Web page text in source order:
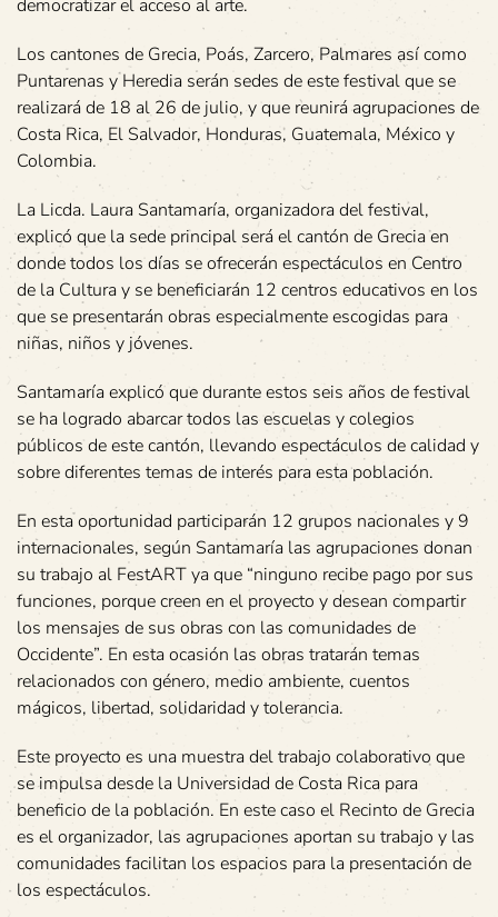
democratizar el acceso al arte.
Los cantones de Grecia, Poás, Zarcero, Palmares así como
Puntarenas y Heredia serán sedes de este festival que se
realizará de 18 al 26 de julio, y que reunirá agrupaciones de
Costa Rica, El Salvador, Honduras, Guatemala, México y
Colombia.
La Licda. Laura Santamaría, organizadora del festival,
explicó que la sede principal será el cantón de Grecia en
donde todos los días se ofrecerán espectáculos en Centro
de la Cultura y se beneficiarán 12 centros educativos en los
que se presentarán obras especialmente escogidas para
niñas, niños y jóvenes.
Santamaría explicó que durante estos seis años de festival
se ha logrado abarcar todos las escuelas y colegios
públicos de este cantón, llevando espectáculos de calidad y
sobre diferentes temas de interés para esta población.
En esta oportunidad participarán 12 grupos nacionales y 9
internacionales, según Santamaría las agrupaciones donan
su trabajo al FestART ya que “ninguno recibe pago por sus
funciones, porque creen en el proyecto y desean compartir
los mensajes de sus obras con las comunidades de
Occidente”. En esta ocasión las obras tratarán temas
relacionados con género, medio ambiente, cuentos
mágicos, libertad, solidaridad y tolerancia.
Este proyecto es una muestra del trabajo colaborativo que
se impulsa desde la Universidad de Costa Rica para
beneficio de la población. En este caso el Recinto de Grecia
es el organizador, las agrupaciones aportan su trabajo y las
comunidades facilitan los espacios para la presentación de
los espectáculos.